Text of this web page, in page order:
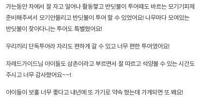
가는동안 차에서 잘 자고 일어나 활동햏고 반딧불이 투어때도 바르는 모기기피제
준비해주셔서 모기안물리고 반딧불이 투어 할 수 있었어요! 나무마다 모여있는
반딧불이 찾아다니는 투어도 특별했어요!
우리끼리 단독투어라 자리도 편하게 갈 수 있고 너무 편한 투어였어요!
자레드가이드님 아이들도 삼촌이라고 부르면서 잘 따르고 석양볼 수 있는 시간도
주시고 너무 감사했어요~~!
아이들이 보홀 너무 좋다고 내년에 또 가기로 약속 했는데 가게되면 또 봬요!